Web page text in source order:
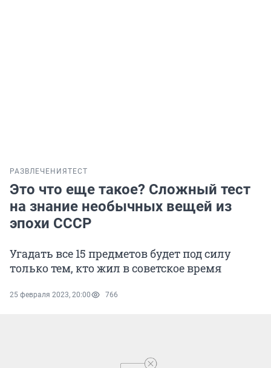
РАЗВЛЕЧЕНИЯ ТЕСТ
Это что еще такое? Сложный тест
на знание необычных вещей из
эпохи СССР
Угадать все 15 предметов будет под силу
только тем, кто жил в советское время
25 февраля 2023, 20:00 766